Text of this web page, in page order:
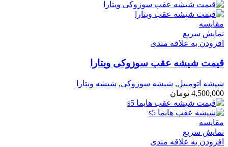
مقايسه
نمایش سریع
افزودن به علاقه مندی
قیمت شیشه عقب سوزوکی ویتارا
شیشه اتومبیل, شیشه سوزوکی, شیشه ویتارا
4,500,000 تومان
مقايسه
نمایش سریع
افزودن به علاقه مندی